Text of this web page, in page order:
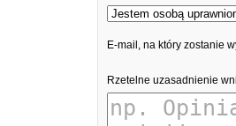
E-mail, na który zostanie
Rzetelne uzasadnienie